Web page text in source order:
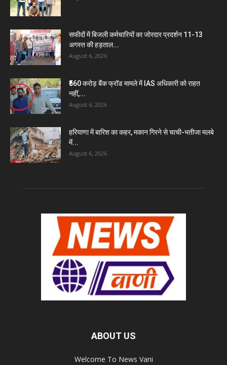
सफीदों में बिजली कर्मचारियों का जोरदार प्रदर्शन 11-13
अगस्त की हड़ताल...
August 6, 2026
₹560 करोड़ बैंक फ्रॉड मामले में IAS अधिकारी को राहत
नहीं,...
August 6, 2026
हरियाणा में बारिश का कहर, मकान गिरने से चाची-भतीजा मलबे
में...
August 6, 2026
ABOUT US
Welcome To News Vani